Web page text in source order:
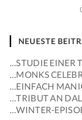
NEUESTE
…STUDIE EINER
…MONKS
…EINFACH
…TRIBUT AN
…WINTER-